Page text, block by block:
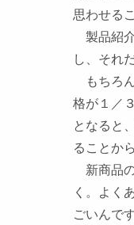
思わせる
製品紹
し、それ
もちろ
格が１／
となると
ることか
新商品
く。よく
ごいんで